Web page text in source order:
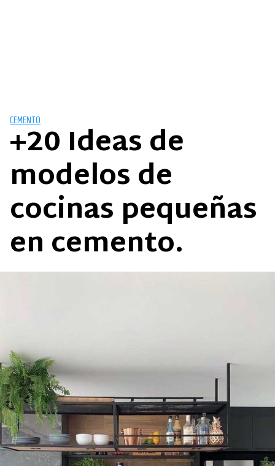
CEMENTO
+20 Ideas de
modelos de
cocinas pequeñas
en cemento.